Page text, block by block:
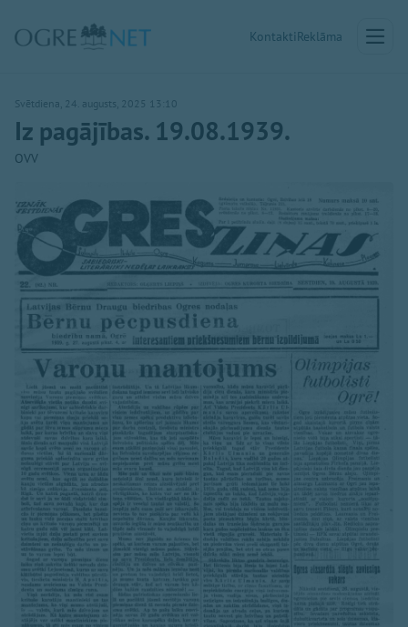
KontaktiReklāma
Svētdiena, 24. augusts, 2025 13:10
Iz pagājības. 19.08.1939.
OVV